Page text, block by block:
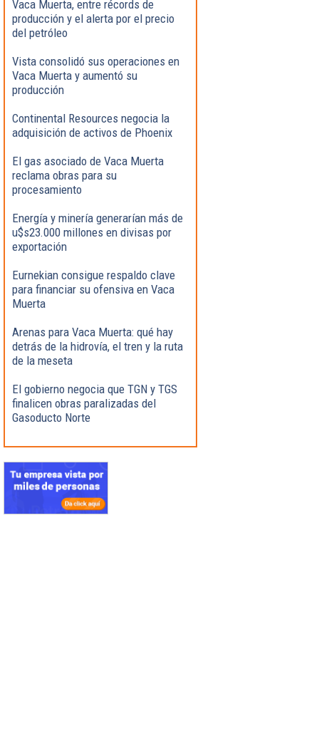
Vaca Muerta, entre récords de
producción y el alerta por el precio
del petróleo
Vista consolidó sus operaciones en
Vaca Muerta y aumentó su
producción
Continental Resources negocia la
adquisición de activos de Phoenix
El gas asociado de Vaca Muerta
reclama obras para su
procesamiento
Energía y minería generarían más de
u$s23.000 millones en divisas por
exportación
Eurnekian consigue respaldo clave
para financiar su ofensiva en Vaca
Muerta
Arenas para Vaca Muerta: qué hay
detrás de la hidrovía, el tren y la ruta
de la meseta
El gobierno negocia que TGN y TGS
finalicen obras paralizadas del
Gasoducto Norte